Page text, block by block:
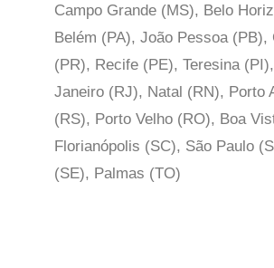
Campo Grande (MS), Belo
Belém (PA), João Pessoa (PB),
(PR), Recife (PE), Teresina
Janeiro (RJ), Natal (RN), Porto
(RS), Porto Velho (RO), Boa
Florianópolis (SC), São Paulo
(SE), Palmas (TO)